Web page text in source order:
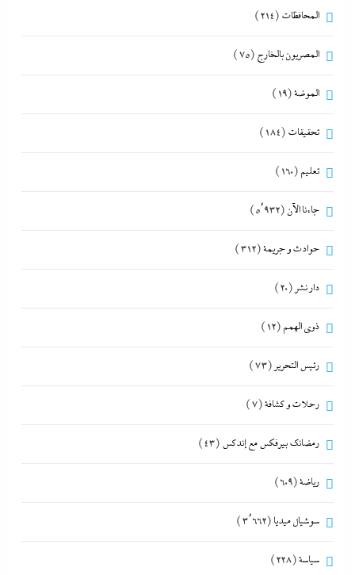
المحافظات (214)
المصريون بالخارج (75)
الموضة(19)
تحقيقات (184)
تعليم (160)
جاءنا الآن (5٬932)
حوادث و جريمة(312)
دار نشر (20)
ذوى الهمم (12)
رئيس التحرير (73)
رحلات و كشافة(7)
رمضانك بيرفكس مع إندكس (43)
رياضة(609)
سوشيال ميديا (3٬662)
سياسة(228)